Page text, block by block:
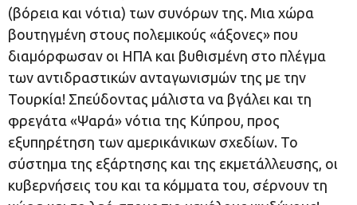
(βόρεια και νότια) των συνόρων της. Μια χώρα
βουτηγμένη στους πολεμικούς «άξονες» που
διαμόρφωσαν οι ΗΠΑ και βυθισμένη στο πλέγμα
των αντιδραστικών ανταγωνισμών της με την
Τουρκία! Σπεύδοντας μάλιστα να βγάλει και τη
φρεγάτα «Ψαρά» νότια της Κύπρου, προς
εξυπηρέτηση των αμερικάνικων σχεδίων. Το
σύστημα της εξάρτησης και της εκμετάλλευσης, οι
κυβερνήσεις του και τα κόμματα του, σέρνουν τη